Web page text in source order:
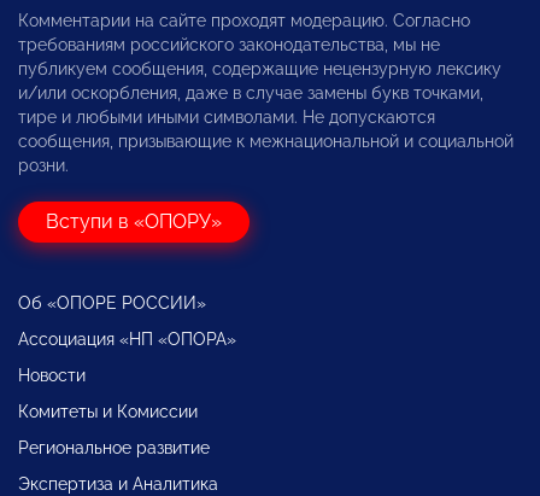
Комментарии на сайте проходят модерацию. Согласно
требованиям российского законодательства, мы не
публикуем сообщения, содержащие нецензурную лексику
и/или оскорбления, даже в случае замены букв точками,
тире и любыми иными символами. Не допускаются
сообщения, призывающие к межнациональной и социальной
розни.
Вступи в «ОПОРУ»
Об «ОПОРЕ РОССИИ»
Ассоциация «НП «ОПОРА»
Новости
Комитеты и Комиссии
Региональное развитие
Экспертиза и Аналитика